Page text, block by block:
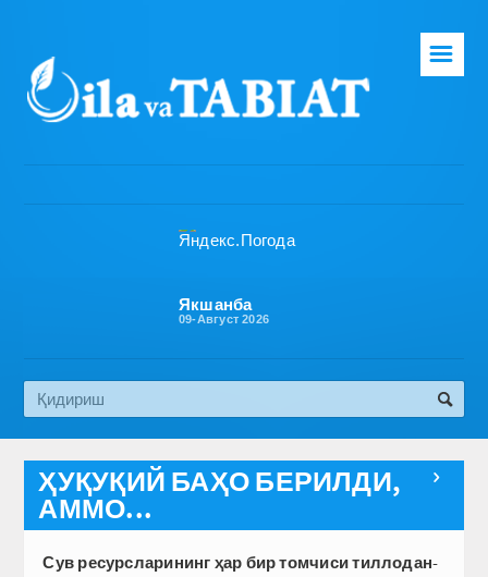
Бош саҳифа
Эко медиа
☰
Якшанба
09-Август 2026

ҲУҚУҚИЙ БАҲО БЕРИЛДИ,
АММО...
Сув ресурсларининг ҳар бир томчиси тиллодан-